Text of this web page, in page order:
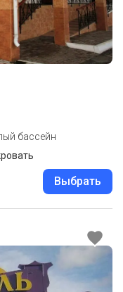
бассейн
Выбрать